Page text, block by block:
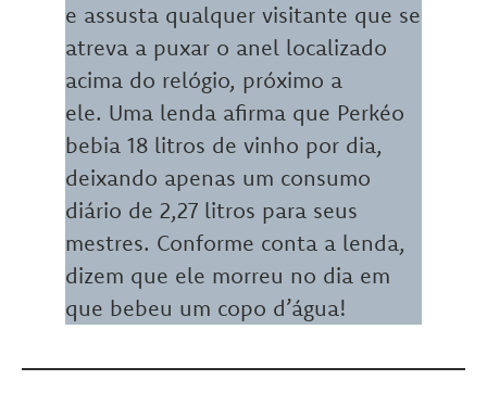
e assusta qualquer visitante que se
atreva a puxar o anel localizado
acima do relógio, próximo a
ele. Uma lenda afirma que Perkéo
bebia 18 litros de vinho por dia,
deixando apenas um consumo
diário de 2,27 litros para seus
mestres. Conforme conta a lenda,
dizem que ele morreu no dia em
que bebeu um copo d’água!